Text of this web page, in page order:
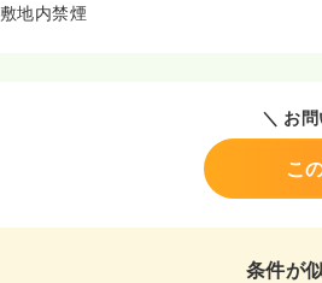
敷地内禁煙
＼ お
こ
条件が